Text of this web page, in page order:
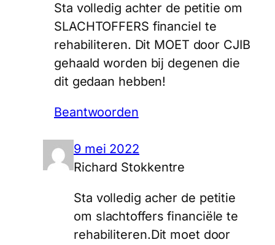
Sta volledig achter de petitie om
SLACHTOFFERS financiel te
rehabiliteren. Dit MOET door CJIB
gehaald worden bij degenen die
dit gedaan hebben!
Beantwoorden
9 mei 2022
Richard Stokkentre
Sta volledig acher de petitie
om slachtoffers financiële te
rehabiliteren.Dit moet door